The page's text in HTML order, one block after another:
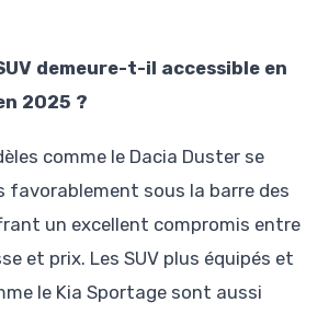
demeure-t-il accessible en
2025 ?
comme le Dacia Duster se
sous la barre des
un excellent compromis entre
et prix. Les SUV plus équipés et
le Kia Sportage sont aussi